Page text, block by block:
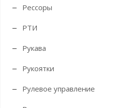
Рессоры
РТИ
Рукава
Рукоятки
Рулевое управление